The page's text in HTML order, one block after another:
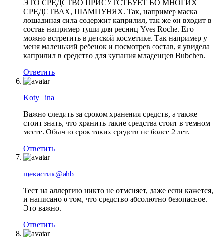
ЭТО СРЕДСТВО ПРИСУТСТВУЕТ ВО МНОГИХ
СРЕДСТВАХ, ШАМПУНЯХ. Так, например маска
лошадиная сила содержит каприлил, так же он входит в
состав например туши для ресниц Yves Roche. Его
можно встретить в детской косметике. Так например у
меня маленький ребенок и посмотрев состав, я увидела
каприлил в средство для купания младенцев Bubchen.
Ответить
Koty_lina
Важно следить за сроком хранения средств, а также
стоит знать, что хранить такие средства стоит в темном
месте. Обычно срок таких средств не более 2 лет.
Ответить
щекастик@ahb
Тест на аллергию никто не отменяет, даже если кажется,
и написано о том, что средство абсолютно безопасное.
Это важно.
Ответить